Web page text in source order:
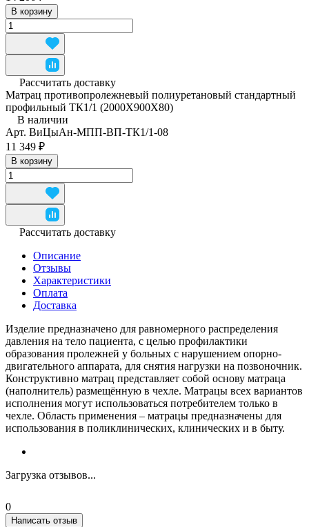
В корзину
Рассчитать доставку
Матрац противопролежневый полиуретановый стандартный
профильный ТК1/1 (2000Х900Х80)
В наличии
Арт. ВиЦыАн-МПП-ВП-ТК1/1-08
11 349 ₽
В корзину
Рассчитать доставку
Описание
Отзывы
Характеристики
Оплата
Доставка
Изделие предназначено для равномерного распределения
давления на тело пациента, с целью профилактики
образования пролежней у больных с нарушением опорно-
двигательного аппарата, для снятия нагрузки на позвоночник.
Конструктивно матрац представляет собой основу матраца
(наполнитель) размещённую в чехле. Матрацы всех вариантов
исполнения могут использоваться потребителем только в
чехле. Область применения – матрацы предназначены для
использования в поликлинических, клинических и в быту.
Загрузка отзывов...
0
Написать отзыв